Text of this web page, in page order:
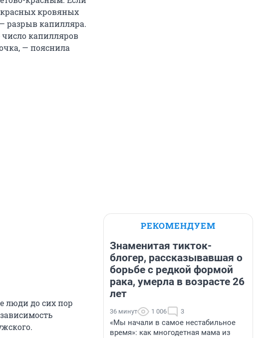
красных кровяных
разрыв капилляра.
число капилляров
— пояснила
люди до сих пор
РЕКОМЕНДУЕМ
Знаменитая тикток-
блогер, рассказывавшая о
борьбе с редкой формой
рака, умерла в возрасте 26
лет
36 минут 1 006 3
«Мы начали в самое нестабильное
время»: как многодетная мама из